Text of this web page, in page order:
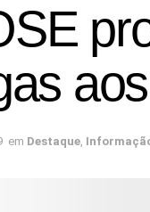
em Destaque,